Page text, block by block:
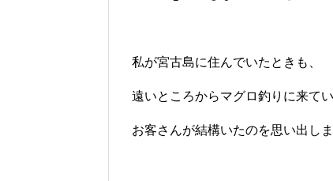
私が宮古島に住んでいたときも、
遠いところからマグロ釣りに来て
お客さんが結構いたのを思い出しま